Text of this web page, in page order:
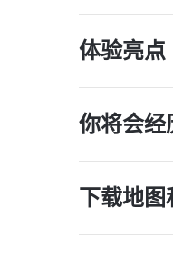
体验亮点
你将会经
下载地图